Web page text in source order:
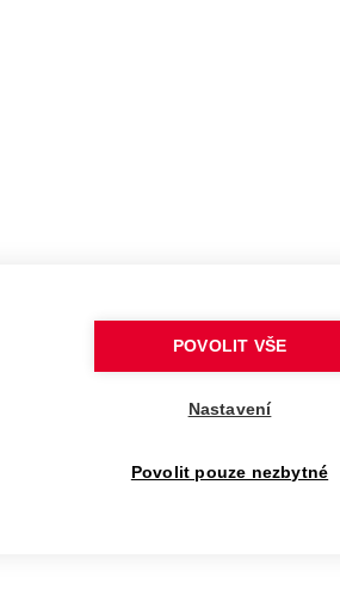
POVOLIT VŠE
Nastavení
Povolit pouze nezbytné